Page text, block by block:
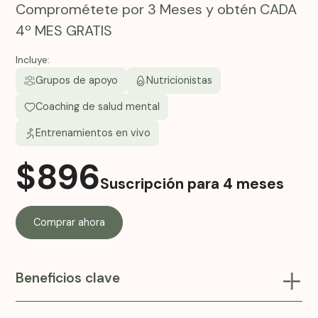
Comprométete por 3 Meses y obtén CADA
4º MES GRATIS
Incluye:
Grupos de apoyo
Nutricionistas
Coaching de salud mental
Entrenamientos en vivo
$896Suscripción para 4 meses
Comprar ahora
Beneficios clave